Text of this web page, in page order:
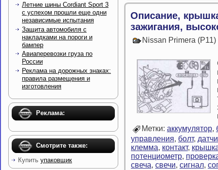
Летние шины Cordiant Sport 3
с успехом прошли еще одни
независимые испытания
Защита автомобиля с
накладками на пороги и
бампер
Авиаперевозки груза по
России
Реклама на дорожных знаках:
правила размещения и
изготовления
Реклама:
Смотрите также:
Купить упаковщик
Описание,
зажигания,
Nissan Primera
Метки: аккумулятор,
управления, болт,
клемма, контакт,
потенциометр,
свеча, свечи, сигнал,